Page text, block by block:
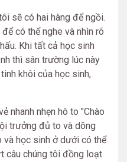
sẽ có hai hàng để ngồi.
có thể nghe và nhìn rõ
Khi tất cả học sinh
thì sân trường lúc này
khôi của học sinh,
nhanh nhẹn hô to "Chào
trưởng đủ to và dõng
học sinh ở dưới có thể
câu chúng tôi đồng loạt